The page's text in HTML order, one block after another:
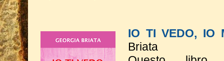
IO TI VEDO, IO
Briata